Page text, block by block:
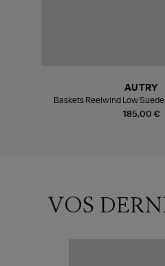
185,00 €
AUTRY
Baskets Reelwind Low
VOS